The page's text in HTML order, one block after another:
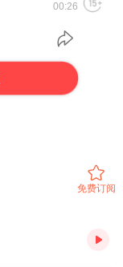
00:26
免费订阅